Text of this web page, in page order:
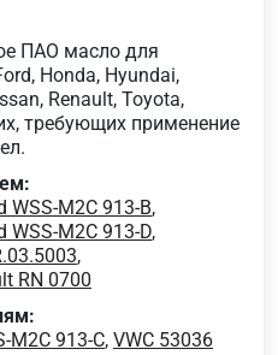
ПАО масло для
Honda, Hyundai,
Renault, Toyota,
требующих применение
WSS-M2C 913-B,
WSS-M2C 913-D,
,
RN 0700
M2C 913-C, VWC 53036